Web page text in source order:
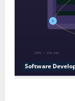
Software